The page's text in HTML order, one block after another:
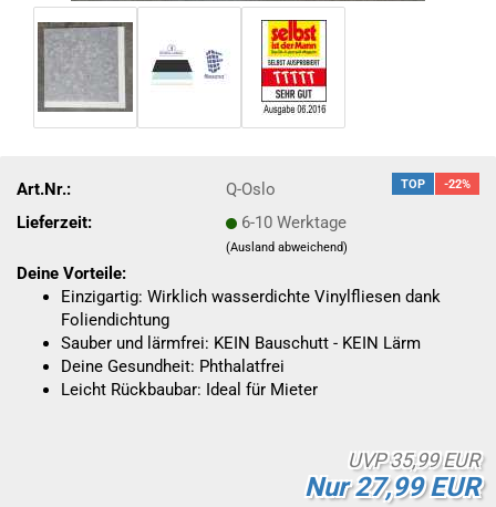
TOP -22%
Art.Nr.:
Q-Oslo
Lieferzeit:
6-10 Werktage
(Ausland abweichend)
Deine Vorteile:
Einzigartig: Wirklich wasserdichte Vinylfliesen dank
Foliendichtung
Sauber und lärmfrei: KEIN Bauschutt - KEIN Lärm
Deine Gesundheit: Phthalatfrei
Leicht Rückbaubar: Ideal für Mieter
UVP 35,99 EUR
Nur 27,99 EUR